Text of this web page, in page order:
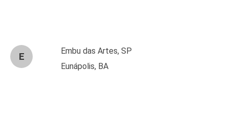
E
Embu das Artes, SP
Eunápolis, BA